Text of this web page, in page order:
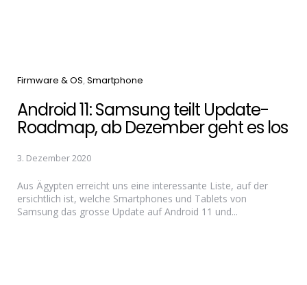
Categories
Firmware & OS Smartphone
Android 11: Samsung teilt Update-
Roadmap, ab Dezember geht es los
3. Dezember 2020
Aus Ägypten erreicht uns eine interessante Liste, auf der
ersichtlich ist, welche Smartphones und Tablets von
Samsung das grosse Update auf Android 11 und...